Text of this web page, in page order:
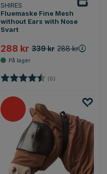
SHIRES
Fluemaske Fine Mesh
without Ears with Nose
Svart
288 kr 339 kr 288 kr
Karakter: (6)